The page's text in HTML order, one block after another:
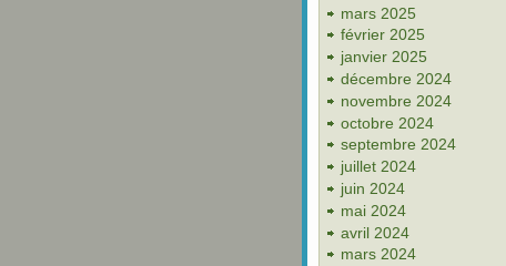
mars 2025
février 2025
janvier 2025
décembre 2024
novembre 2024
octobre 2024
septembre 2024
juillet 2024
juin 2024
mai 2024
avril 2024
mars 2024